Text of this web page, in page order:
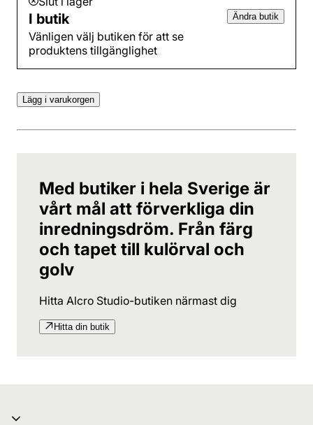
I butik
Vänligen välj butiken för att se
produktens tillgänglighet
Ändra butik
Lägg i varukorgen
Med butiker i hela Sverige är
vårt mål att förverkliga din
inredningsdröm. Från färg
och tapet till kulörval och
golv
Hitta Alcro Studio-butiken närmast dig
Hitta din butik